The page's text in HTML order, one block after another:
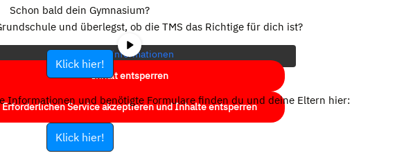
Inhalt zuzugreifen, klicken Sie auf die Schaltfläche unten.
beachten Sie, dass dabei Daten an Drittanbieter weitergegeben
werden.
Mehr Informationen
Inhalt entsperren
Erforderlichen Service akzeptieren und Inhalte entsperren
Schon bald dein Gymnasium?
und überlegst, ob die TMS das Richtige für dich ist?
Klick hier!
Informationen und benötigte Formulare finden du und deine Eltern hier:
Klick hier!